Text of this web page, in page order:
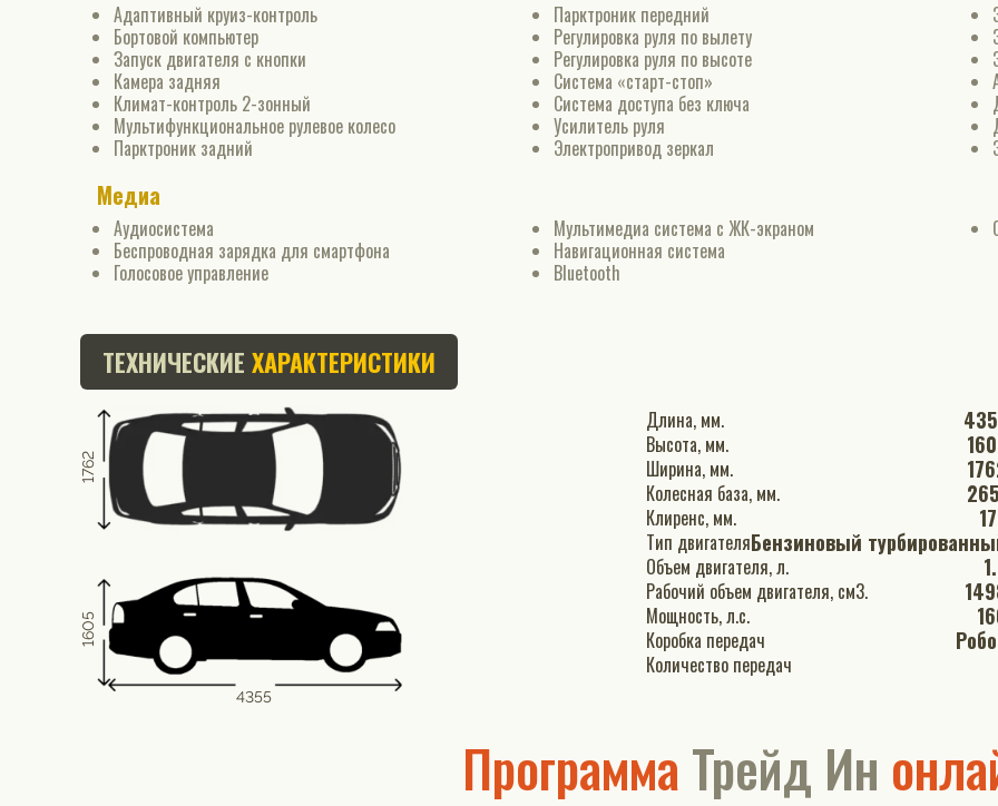
Адаптивный круиз-контроль
Бортовой компьютер
Запуск двигателя с кнопки
Камера задняя
Климат-контроль 2-зонный
Мультифункциональное рулевое колесо
Парктроник задний
Парктроник передний
Регулировка руля по вылету
Регулировка руля по высоте
Система «старт-стоп»
Система доступа без ключа
Усилитель руля
Электропривод зеркал
Медиа
Аудиосистема
Беспроводная зарядка для смартфона
Голосовое управление
Мультимедиа система с ЖК-экраном
Навигационная система
Bluetooth
ТЕХНИЧЕСКИЕ ХАРАКТЕРИСТИКИ
4355
1605
1762
Длина, мм.
Высота, мм.
Ширина, мм.
Колесная база, мм.
Клиренс, мм.
Тип двигателяБензиновый
Объем двигателя, л.
Рабочий объем двигателя, см3.
Мощность, л.с.
Коробка передач
Количество передач
ПрограммаТрейд Ин